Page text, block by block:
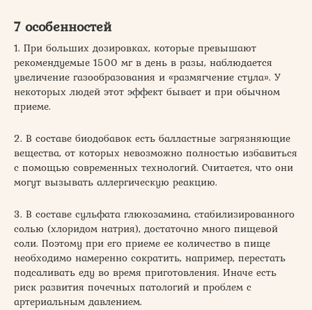
7 особенностей
1. При больших дозировках, которые превышают
рекомендуемые 1500 мг в день в разы, наблюдается
увеличение газообразования и «размягчение стула». У
некоторых людей этот эффект бывает и при обычном
приеме.
2. В составе биодобавок есть балластные загрязняющие
вещества, от которых невозможно полностью избавиться
с помощью современных технологий. Считается, что они
могут вызывать аллергическую реакцию.
3. В составе сульфата глюкозамина, стабилизированного
солью (хлоридом натрия), достаточно много пищевой
соли. Поэтому при его приеме ее количество в пище
необходимо намеренно сократить, например, перестать
подсаливать еду во время приготовления. Иначе есть
риск развития почечных патологий и проблем с
артериальным давлением.